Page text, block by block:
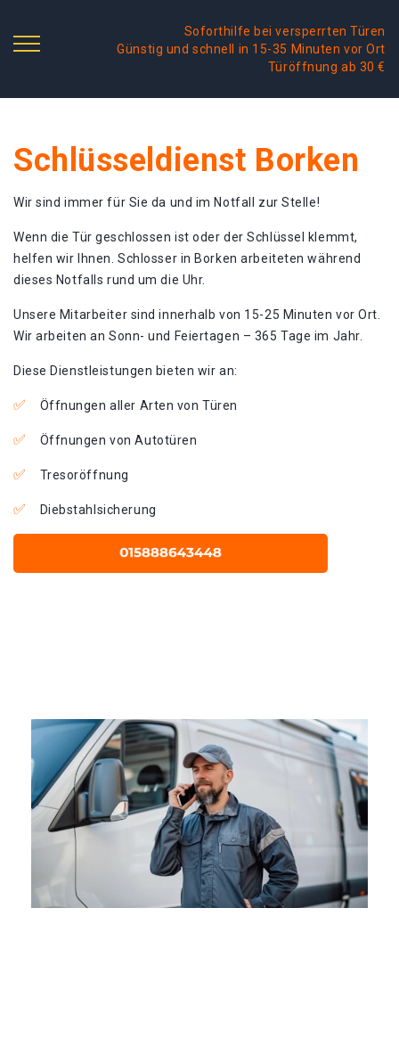
Soforthilfe bei versperrten Türen
Günstig und schnell in 15-35 Minuten vor Ort
Türöffnung ab 30 €
Schlüsseldienst Borken
Wir sind immer für Sie da und im Notfall zur Stelle!
Wenn die Tür geschlossen ist oder der Schlüssel klemmt,
helfen wir Ihnen. Schlosser in Borken arbeiteten während
dieses Notfalls rund um die Uhr.
Unsere Mitarbeiter sind innerhalb von 15-25 Minuten vor Ort.
Wir arbeiten an Sonn- und Feiertagen – 365 Tage im Jahr.
Diese Dienstleistungen bieten wir an:
Öffnungen aller Arten von Türen
Öffnungen von Autotüren
Tresoröffnung
Diebstahlsicherung